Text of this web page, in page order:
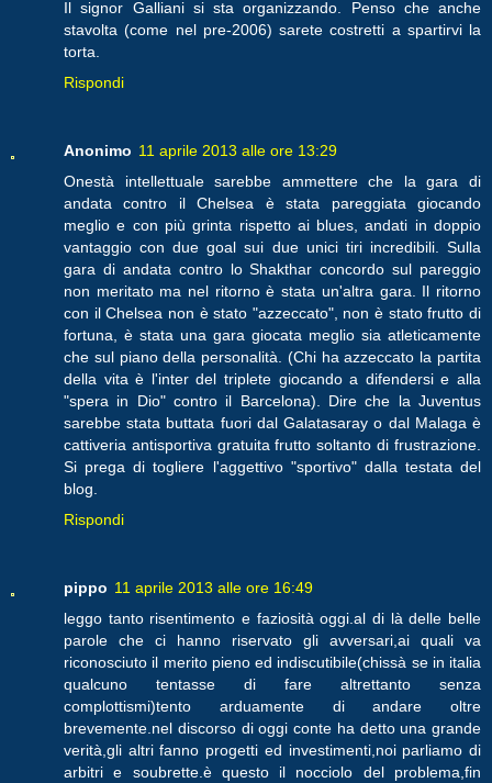
Il signor Galliani si sta organizzando. Penso che anche
stavolta (come nel pre-2006) sarete costretti a spartirvi la
torta.
Rispondi
Anonimo 11 aprile 2013 alle ore 13:29
Onestà intellettuale sarebbe ammettere che la gara di
andata contro il Chelsea è stata pareggiata giocando
meglio e con più grinta rispetto ai blues, andati in doppio
vantaggio con due goal sui due unici tiri incredibili. Sulla
gara di andata contro lo Shakthar concordo sul pareggio
non meritato ma nel ritorno è stata un'altra gara. Il ritorno
con il Chelsea non è stato "azzeccato", non è stato frutto di
fortuna, è stata una gara giocata meglio sia atleticamente
che sul piano della personalità. (Chi ha azzeccato la partita
della vita è l'inter del triplete giocando a difendersi e alla
"spera in Dio" contro il Barcelona). Dire che la Juventus
sarebbe stata buttata fuori dal Galatasaray o dal Malaga è
cattiveria antisportiva gratuita frutto soltanto di frustrazione.
Si prega di togliere l'aggettivo "sportivo" dalla testata del
blog.
Rispondi
pippo 11 aprile 2013 alle ore 16:49
leggo tanto risentimento e faziosità oggi.al di là delle belle
parole che ci hanno riservato gli avversari,ai quali va
riconosciuto il merito pieno ed indiscutibile(chissà se in italia
qualcuno tentasse di fare altrettanto senza
complottismi)tento arduamente di andare oltre
brevemente.nel discorso di oggi conte ha detto una grande
verità,gli altri fanno progetti ed investimenti,noi parliamo di
arbitri e soubrette.è questo il nocciolo del problema,fin